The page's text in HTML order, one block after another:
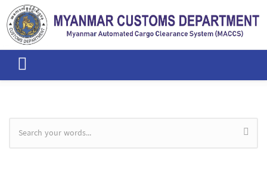
Skip to main content
Search form